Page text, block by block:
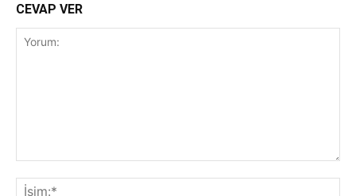
CEVAP VER